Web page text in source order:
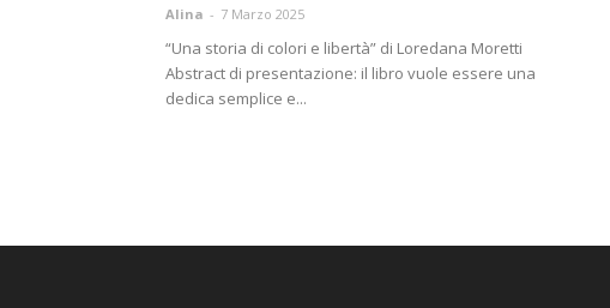
Alina - 7 Marzo 2025
“Una storia di colori e libertà” di Loredana Moretti
Abstract di presentazione: il libro vuole essere una
dedica semplice e...